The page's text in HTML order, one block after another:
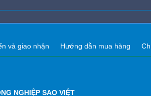
và giao nhận Hướng dẫn mua hàng
NGHIỆP SAO VIỆT